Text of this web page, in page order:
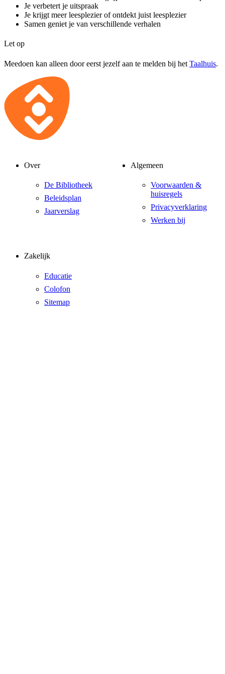
Je verbetert je uitspraak
Je krijgt meer leesplezier of ontdekt juist leesplezier
Samen geniet je van verschillende verhalen
Let op
Meedoen kan alleen door eerst jezelf aan te melden bij het Taalhuis.
Over
De Bibliotheek
Beleidsplan
Jaarverslag
Algemeen
Voorwaarden &
huisregels
Privacyverklaring
Werken bij
Zakelijk
Educatie
Colofon
Sitemap